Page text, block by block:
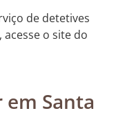
de detetives
acesse o site do
Santa